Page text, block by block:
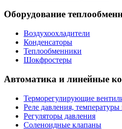
Оборудование
Воздухоохладители
Конденсаторы
Теплообменники
Шокфростеры
Автоматика и линейные
Терморегулирующие
Реле давления, температуры
Регуляторы давления
Соленоидные клапаны